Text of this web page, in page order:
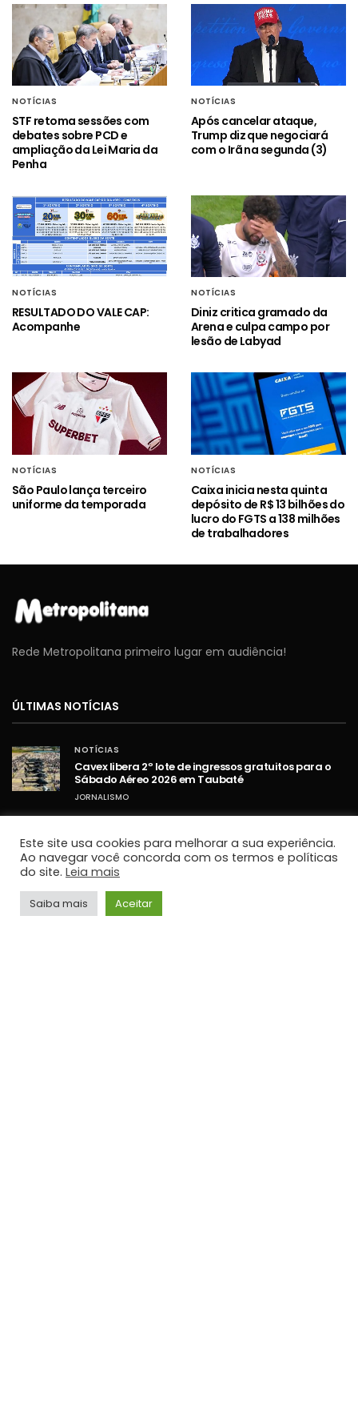
NOTÍCIAS
STF retoma sessões com
debates sobre PCD e
ampliação da Lei Maria da
Penha
NOTÍCIAS
Após cancelar ataque,
Trump diz que negociará
com o Irã na segunda (3)
NOTÍCIAS
RESULTADO DO VALE CAP:
Acompanhe
NOTÍCIAS
Diniz critica gramado da
Arena e culpa campo por
lesão de Labyad
NOTÍCIAS
São Paulo lança terceiro
uniforme da temporada
NOTÍCIAS
Caixa inicia nesta quinta
depósito de R$ 13 bilhões do
lucro do FGTS a 138 milhões
de trabalhadores
Rede Metropolitana primeiro lugar em audiência!
ÚLTIMAS NOTÍCIAS
NOTÍCIAS
Cavex libera 2º lote de ingressos gratuitos para o
Sábado Aéreo 2026 em Taubaté
JORNALISMO
Umidade relativa do ar fica abaixo de 30% em
cidades do Vale do Paraíba
JORNALISMO
NOTÍCIAS
STF retoma sessões com debates sobre PCD e
Este site usa cookies para melhorar a sua experiência.
Ao navegar você concorda com os termos e políticas
do site. Leia mais
Saiba mais Aceitar